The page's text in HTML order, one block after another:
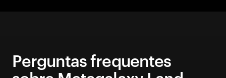
Perguntas frequentes